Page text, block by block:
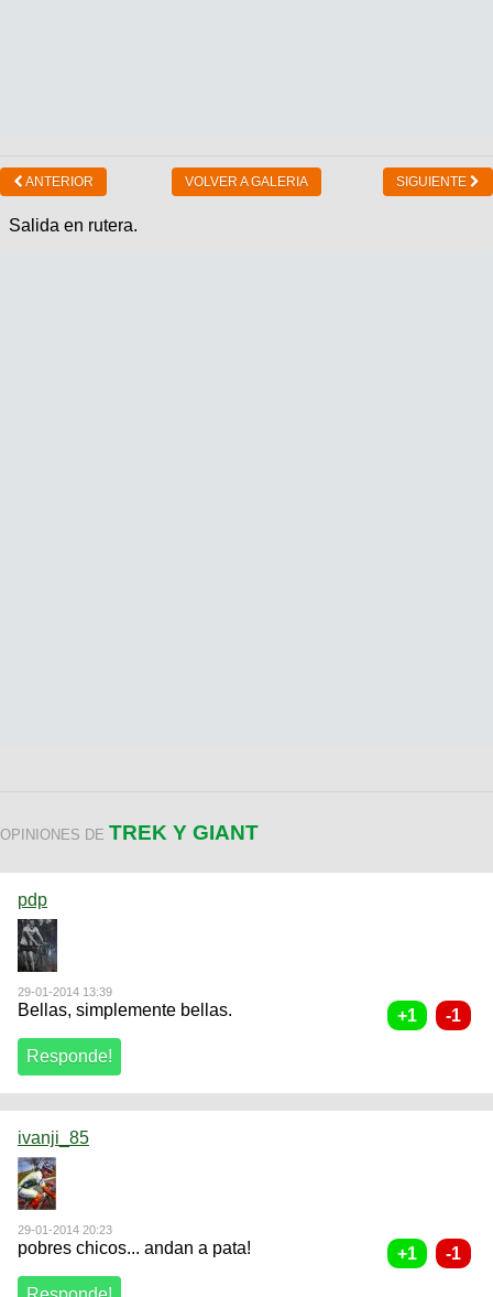
ANTERIOR VOLVER A GALERIA SIGUIENTE
Salida en rutera.
OPINIONES DE TREK Y GIANT
pdp
29-01-2014 13:39
Bellas, simplemente bellas.
ivanji_85
29-01-2014 20:23
pobres chicos... andan a pata!